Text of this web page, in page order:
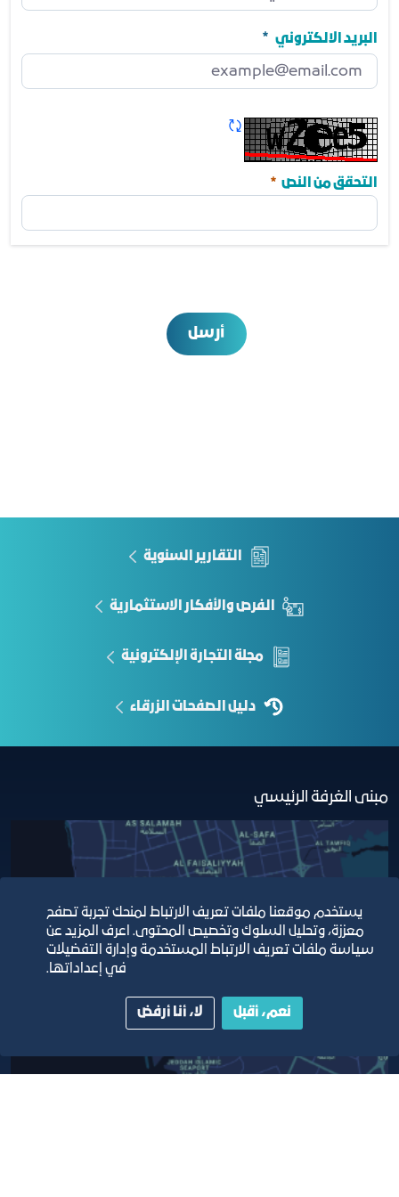
مطلوب
البريد الالكتروني
مطلوب
تحديث الكابتشا
التحقق من النص
أرسل
التقارير السنوية
الفرص والأفكار الاستثمارية
مجلة التجارة الإلكترونية
دليل الصفحات الزرقاء
مبنى الغرفة الرئيسي
يستخدم موقعنا ملفات تعريف الارتباط لمنحك تجربة تصفح
معززة، وتحليل السلوك وتخصيص المحتوى. اعرف المزيد عن
سياسة ملفات تعريف الارتباط المستخدمة وإدارة التفضيلات
في إعداداتها.
نعم، أقبل لا، أنا أرفض